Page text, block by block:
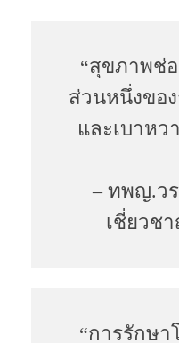
“สุขภาพช่
ส่วนหนึ่งขอ
และเบาหว
– ทพญ.ว
เชี่ยวช
“การรักษา